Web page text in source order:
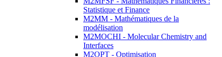
Statistique et Finance
M2MM - Mathématiques de la
modélisation
M2MOCHI - Molecular Chemistry and
Interfaces
M2OPT - Optimisation